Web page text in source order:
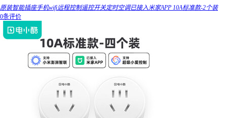
原装智能插座手机wifi远程控制遥控开关定时空调已接入米家APP 10A标准款-2个装
0条评价